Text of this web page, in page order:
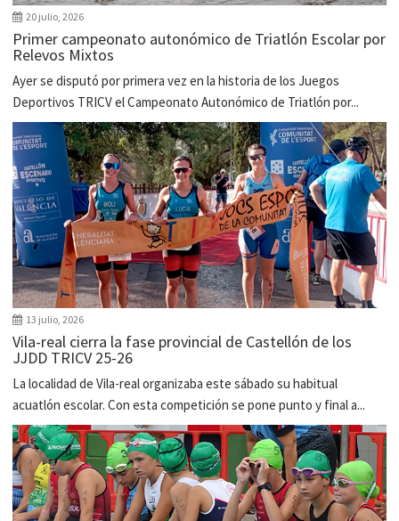
20 julio, 2026
Primer campeonato autonómico de Triatlón Escolar por
Relevos Mixtos
Ayer se disputó por primera vez en la historia de los Juegos
Deportivos TRICV el Campeonato Autonómico de Triatlón por...
13 julio, 2026
Vila-real cierra la fase provincial de Castellón de los
JJDD TRICV 25-26
La localidad de Vila-real organizaba este sábado su habitual
acuatlón escolar. Con esta competición se pone punto y final a...